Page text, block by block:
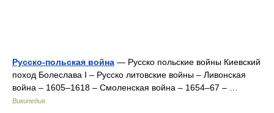
Русско-польская война — Русско польские войны Киевский
поход Болеслава I – Русско литовские войны – Ливонская
война – 1605–1618 – Смоленская война – 1654–67 – …
Википедия